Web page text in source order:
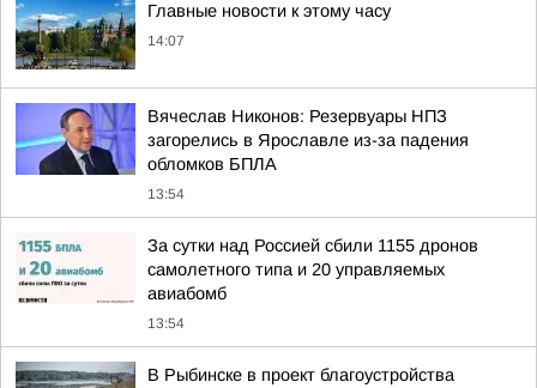
Главные новости к этому часу
14:07
Вячеслав Никонов: Резервуары НПЗ
загорелись в Ярославле из-за падения
обломков БПЛА
13:54
За сутки над Россией сбили 1155 дронов
самолетного типа и 20 управляемых
авиабомб
13:54
В Рыбинске в проект благоустройства